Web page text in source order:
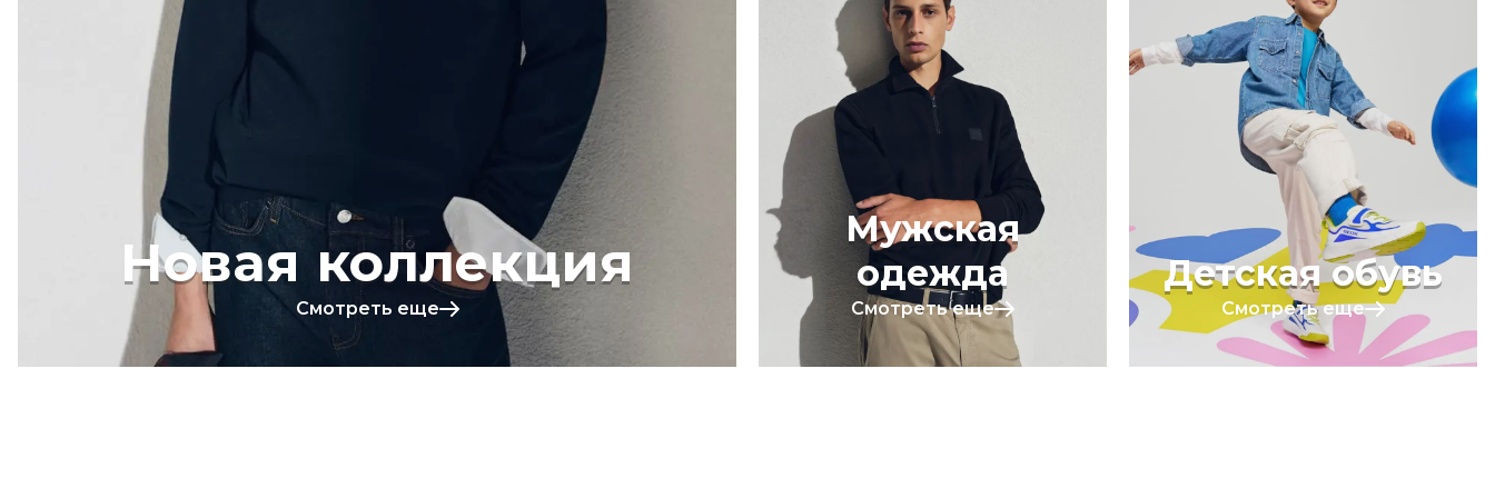
Новая коллекция
Смотреть еще
Мужская
одежда
Смотреть еще
Детская обувь
Смотреть еще